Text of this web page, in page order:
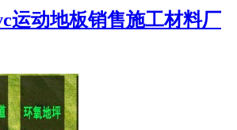
运动地板销售施工材料厂